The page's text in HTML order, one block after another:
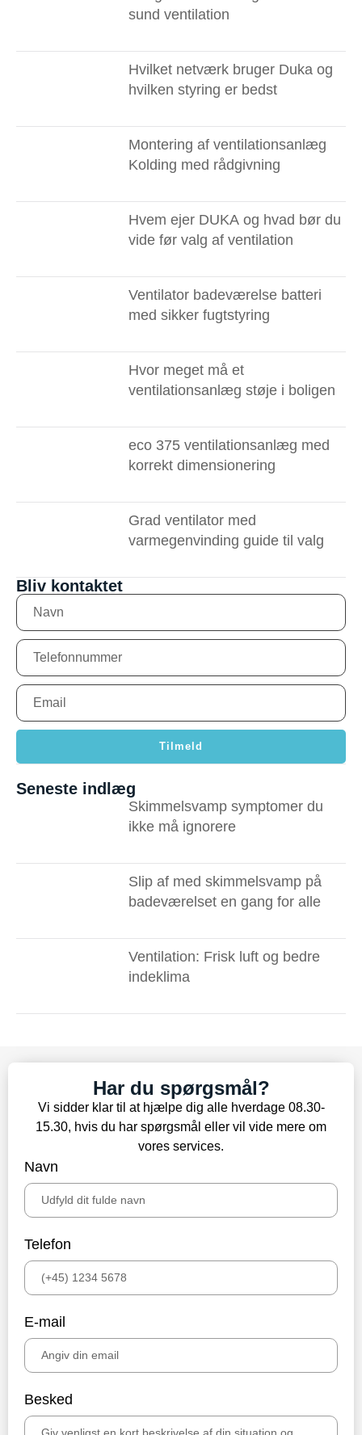
sund ventilation
Hvilket netværk bruger Duka og
hvilken styring er bedst
Montering af ventilationsanlæg
Kolding med rådgivning
Hvem ejer DUKA og hvad bør du
vide før valg af ventilation
Ventilator badeværelse batteri
med sikker fugtstyring
Hvor meget må et
ventilationsanlæg støje i boligen
eco 375 ventilationsanlæg med
korrekt dimensionering
Grad ventilator med
varmegenvinding guide til valg
Bliv kontaktet
Tilmeld
Seneste indlæg
Skimmelsvamp symptomer du
ikke må ignorere ​
Slip af med skimmelsvamp på
badeværelset en gang for alle
Ventilation: Frisk luft og bedre
indeklima
Har du spørgsmål?
Vi sidder klar til at hjælpe dig alle hverdage 08.30-
15.30, hvis du har spørgsmål eller vil vide mere om
vores services.
Navn
Telefon
E-mail
Besked